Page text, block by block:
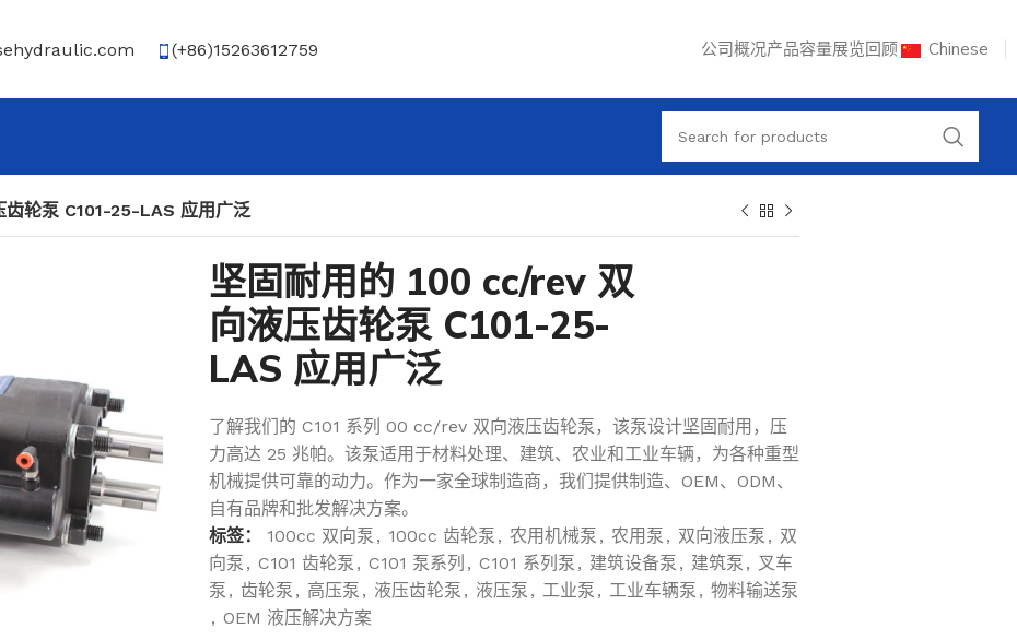
(+86)15263612759 公司概况产品容量展览回顾 Chinese
轮泵 C101-25-LAS 应用广泛
坚固耐用的 100 cc/rev 双
向液压齿轮泵 C101-25-
LAS 应用广泛
了解我们的 C101 系列 00 cc/rev 双向液压齿轮泵，该泵设计坚固耐用，压
力高达 25 兆帕。该泵适用于材料处理、建筑、农业和工业车辆，为各种重型
机械提供可靠的动力。作为一家全球制造商，我们提供制造、OEM、ODM、
自有品牌和批发解决方案。
标签：
100cc 双向泵 , 100cc 齿轮泵 , 农用机械泵 , 农用泵 , 双向液压泵 , 双
向泵 , C101 齿轮泵 , C101 泵系列 , C101 系列泵 , 建筑设备泵 , 建筑泵 , 叉车
泵 , 齿轮泵 , 高压泵 , 液压齿轮泵 , 液压泵 , 工业泵 , 工业车辆泵 , 物料输送泵
, OEM 液压解决方案